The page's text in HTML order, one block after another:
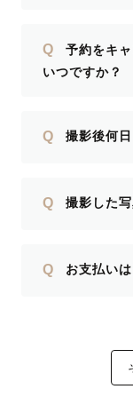
Q
予約をキ
いつですか？
Q 撮影後何
Q 撮影した
Q お支払い